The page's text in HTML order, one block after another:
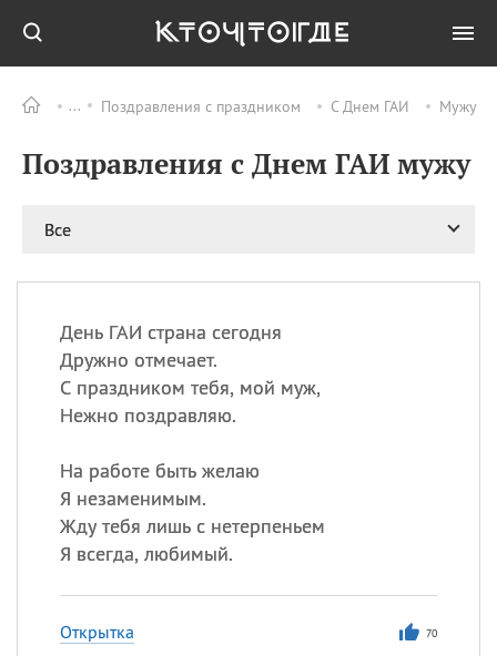
Поздравления с праздником С Днем ГАИ Мужу
Поздравления с Днем ГАИ мужу
Все
День ГАИ страна сегодня
Дружно отмечает.
С праздником тебя, мой муж,
Нежно поздравляю.
На работе быть желаю
Я незаменимым.
Жду тебя лишь с нетерпеньем
Я всегда, любимый.
Открытка 70
ПРАЗДНИКИ Все
11.08 Рождество святителя
Николая Чудотворца
12.08 День
Военно‑воздушных сил
Сегодня празднуют именины